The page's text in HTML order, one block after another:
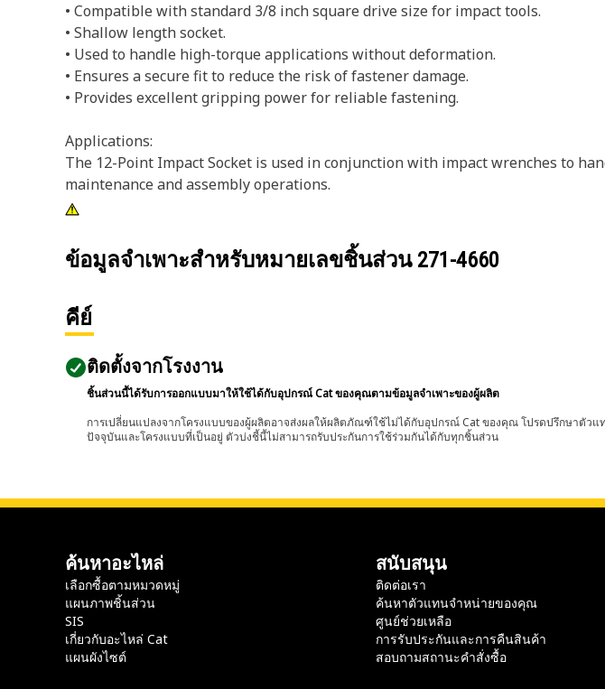
• Compatible with standard 3/8 inch square drive size for impact tools.
• Shallow length socket.
• Used to handle high-torque applications without deformation.
• Ensures a secure fit to reduce the risk of fastener damage.
• Provides excellent gripping power for reliable fastening.
Applications:
The 12-Point Impact Socket is used in conjunction with impact wrenches to
maintenance and assembly operations.
ข้อมูลจำเพาะสำหรับหมายเลขชิ้นส่วน 271-4660
คีย์
ติดตั้งจากโรงงาน
ชิ้นส่วนนี้ได้รับการออกแบบมาให้ใช้ได้กับอุปกรณ์ Cat ของคุณตามข้อมูลจำเพาะของผู้ผลิต
การเปลี่ยนแปลงจากโครงแบบของผู้ผลิตอาจส่งผลให้ผลิตภัณฑ์ใช้ไม่ได้กับอุปกรณ์ Cat ของคุณ โปรดปรึกษาตั
ปัจจุบันและโครงแบบที่เป็นอยู่ ตัวบ่งชี้นี้ไม่สามารถรับประกันการใช้ร่วมกันได้กับทุกชิ้นส่วน
ค้นหาอะไหล่
เลือกซื้อตามหมวดหมู่
แผนภาพชิ้นส่วน
SIS
เกี่ยวกับอะไหล่ Cat
แผนผังไซต์
สนับสนุน
ติดต่อเรา
ค้นหาตัวแทนจำหน่ายของคุณ
ศูนย์ช่วยเหลือ
การรับประกันและการคืนสินค้า
สอบถามสถานะคำสั่งซื้อ